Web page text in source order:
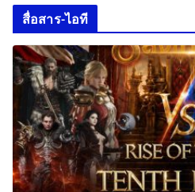
สื่อสาร-ไอที